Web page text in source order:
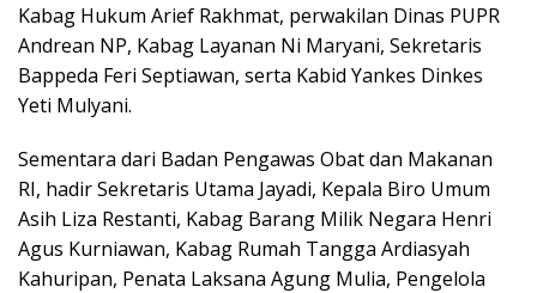
Kabag Hukum Arief Rakhmat, perwakilan Dinas PUPR
Andrean NP, Kabag Layanan Ni Maryani, Sekretaris
Bappeda Feri Septiawan, serta Kabid Yankes Dinkes
Yeti Mulyani.
Sementara dari Badan Pengawas Obat dan Makanan
RI, hadir Sekretaris Utama Jayadi, Kepala Biro Umum
Asih Liza Restanti, Kabag Barang Milik Negara Henri
Agus Kurniawan, Kabag Rumah Tangga Ardiasyah
Kahuripan, Penata Laksana Agung Mulia, Pengelola